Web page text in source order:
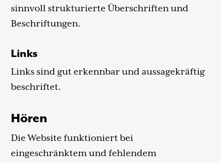
sinnvoll strukturierte Überschriften und
Beschriftungen.
Links
Links sind gut erkennbar und aussagekräftig
beschriftet.
Hören
Die Website funktioniert bei
eingeschränktem und fehlendem